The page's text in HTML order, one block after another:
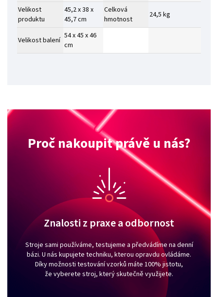
Velikost
produktu
45,2 x 38 x
45,7 cm
Celková
hmotnost
24,5 kg
Velikost balení 54 x 45 x 46
cm
Proč nakoupit právě u nás?
Znalosti z praxe a odbornost
Stroje sami používáme, testujeme a předvádíme na denní
bázi. U nás kupujete techniku, kterou opravdu ovládáme.
Díky možnosti testování vzorků máte 100% jistotu,
že vyberete stroj, který skutečně využijete.